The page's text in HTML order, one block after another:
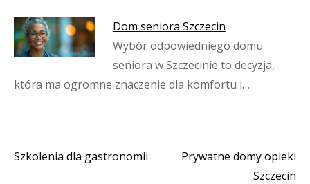
Dom seniora Szczecin
Wybór odpowiedniego domu
seniora w Szczecinie to decyzja,
która ma ogromne znaczenie dla komfortu i…
Nawigacja
Szkolenia dla gastronomii
Prywatne domy opieki
Szczecin